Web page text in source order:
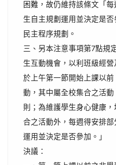
困難，故仍維持該條文「
生自主規劃運用並決定是
民主程序規劃。
三、另本注意事項第7點規
生互動機會，以利班級經
於上午第一節開始上課以
動，其中屬全校集合之活
則；為維護學生身心健康
合之活動外，每週得安排
運用並決定是否參加。」
決議：